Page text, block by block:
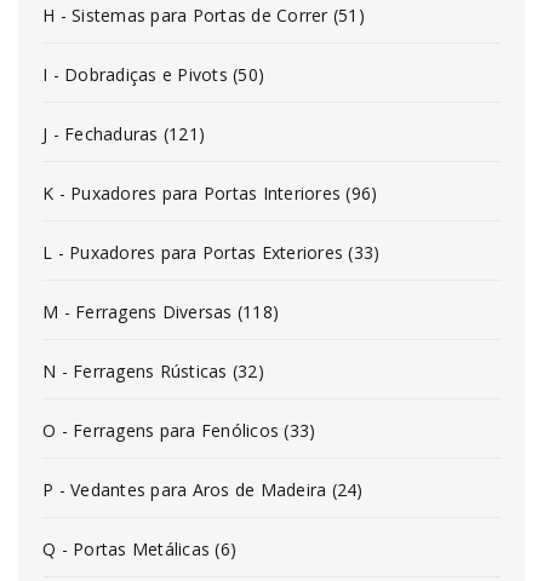
H - Sistemas para Portas de Correr (51)
I - Dobradiças e Pivots (50)
J - Fechaduras (121)
K - Puxadores para Portas Interiores (96)
L - Puxadores para Portas Exteriores (33)
M - Ferragens Diversas (118)
N - Ferragens Rústicas (32)
O - Ferragens para Fenólicos (33)
P - Vedantes para Aros de Madeira (24)
Q - Portas Metálicas (6)